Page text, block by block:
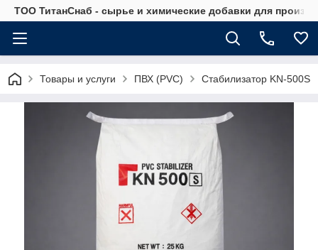
ТОО ТитанСнаб - сырье и химические добавки для
Товары и услуги ПВХ (PVC) Стабилизатор KN-500S